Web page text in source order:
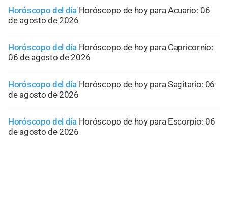
Horóscopo del día Horóscopo de hoy para Acuario: 06
de agosto de 2026
Horóscopo del día Horóscopo de hoy para Capricornio:
06 de agosto de 2026
Horóscopo del día Horóscopo de hoy para Sagitario: 06
de agosto de 2026
Horóscopo del día Horóscopo de hoy para Escorpio: 06
de agosto de 2026